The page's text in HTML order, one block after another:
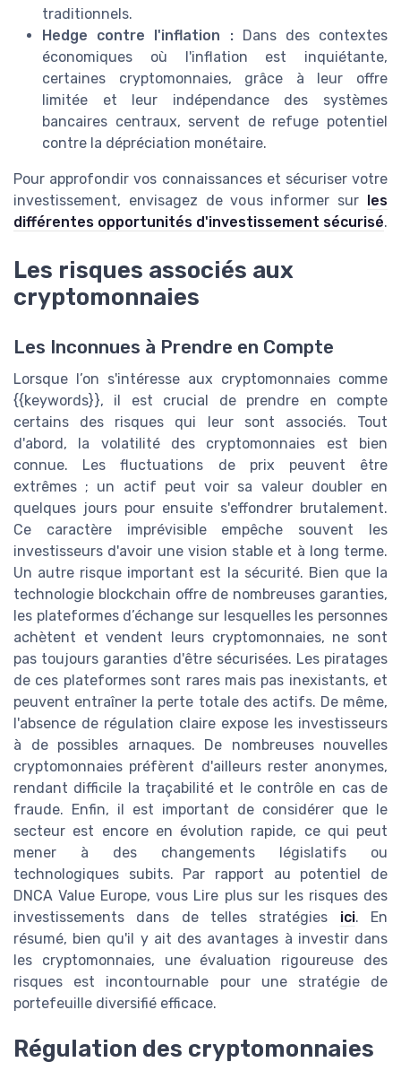
traditionnels.
Hedge contre l'inflation :Dans des contextes
économiques où l'inflation est inquiétante,
certaines cryptomonnaies, grâce à leur offre
limitée et leur indépendance des systèmes
bancaires centraux, servent de refuge potentiel
contre la dépréciation monétaire.
Pour approfondir vos connaissances et sécuriser votre
investissement, envisagez de vous informer sur les
différentes opportunités d'investissement sécurisé.
Les risques associés aux
cryptomonnaies
Les Inconnues à Prendre en Compte
Lorsque l’on s'intéresse aux cryptomonnaies comme
{{keywords}}, il est crucial de prendre en compte
certains des risques qui leur sont associés. Tout
d'abord, la volatilité des cryptomonnaies est bien
connue. Les fluctuations de prix peuvent être
extrêmes ; un actif peut voir sa valeur doubler en
quelques jours pour ensuite s'effondrer brutalement.
Ce caractère imprévisible empêche souvent les
investisseurs d'avoir une vision stable et à long terme.
Un autre risque important est la sécurité. Bien que la
technologie blockchain offre de nombreuses garanties,
les plateformes d’échange sur lesquelles les personnes
achètent et vendent leurs cryptomonnaies, ne sont
pas toujours garanties d'être sécurisées. Les piratages
de ces plateformes sont rares mais pas inexistants, et
peuvent entraîner la perte totale des actifs. De même,
l'absence de régulation claire expose les investisseurs
à de possibles arnaques. De nombreuses nouvelles
cryptomonnaies préfèrent d'ailleurs rester anonymes,
rendant difficile la traçabilité et le contrôle en cas de
fraude. Enfin, il est important de considérer que le
secteur est encore en évolution rapide, ce qui peut
mener à des changements législatifs ou
technologiques subits. Par rapport au potentiel de
DNCA Value Europe, vous Lire plus sur les risques des
investissements dans de telles stratégies ici. En
résumé, bien qu'il y ait des avantages à investir dans
les cryptomonnaies, une évaluation rigoureuse des
risques est incontournable pour une stratégie de
portefeuille diversifié efficace.
Régulation des cryptomonnaies